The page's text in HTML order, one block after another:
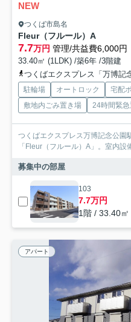
NEW
つくば市島名
Fleur（フルール）A
7.7万円 管理/共益費6,000円
33.40㎡ (1LDK) /築6年 /3階建
つくばエクスプレス「万博記
駐輪場 オートロック 宅配
敷地内ごみ置き場
24時間緊
つくばエクスプレス万博記念公園
「Fleur（フルール）A」。室内
募集中の部屋
103
7.7万円
1階 / 33.40
アパート